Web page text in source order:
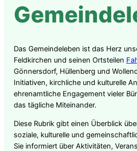
Das Gemeindeleben ist das Herz
Feldkirchen und seinen Ortsteilen
Gönnersdorf, Hüllenberg und
Initiativen, kirchliche und kulturelle
ehrenamtliche Engagement vieler
das tägliche Miteinander.
Diese Rubrik gibt einen Überblick
soziale, kulturelle und
Sie informiert über Aktivitäten,